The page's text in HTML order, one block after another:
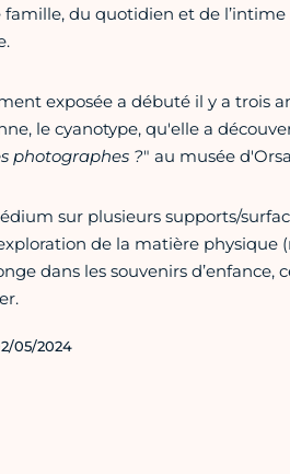
du quotidien et de
exposée a débuté il y a trois
le cyanotype, qu'elle a
photographes ?" au musée
sur plusieurs supports/
de la matière physique
dans les souvenirs
05/2024